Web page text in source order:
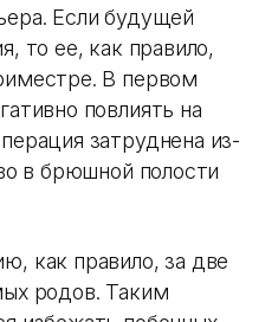
Если будущей
то ее, как правило,
В первом
повлиять на
затруднена из-
в брюшной полости
как правило, за две
родов. Таким